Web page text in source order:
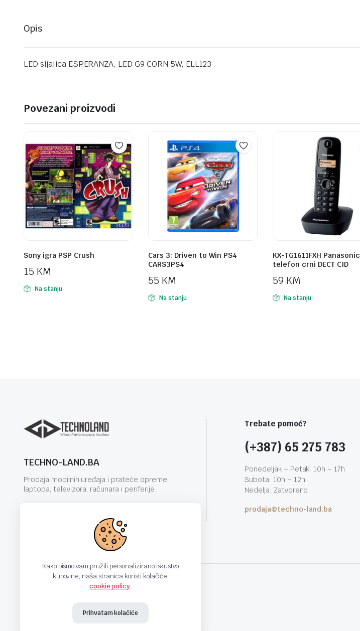
Opis
LED sijalica ESPERANZA, LED G9 CORN 5W, ELL123
Povezani proizvodi
Sony igra PSP Crush
15 KM
Na stanju
Cars 3: Driven to Win PS4
CARS3PS4
55 KM
Na stanju
KX-TG1611FXH Panasonic
telefon crni DECT CID
59 KM
Na stanju
TECHNO-LAND.BA
Prodaja mobilnih uređaja i prateće opreme,
laptopa, televizora, računara i periferije.
Trebate pomoć?
(+387) 65 275 783
Ponedeljak – Petak: 10h – 17h
Subota: 10h – 12h
Nedelja: Zatvoreno
prodaja@techno-land.ba
Kako bismo vam pružili personalizirano iskustvo
kupovine, naša stranica koristi kolačiće.
cookie policy.
Prihvatam kolačiće